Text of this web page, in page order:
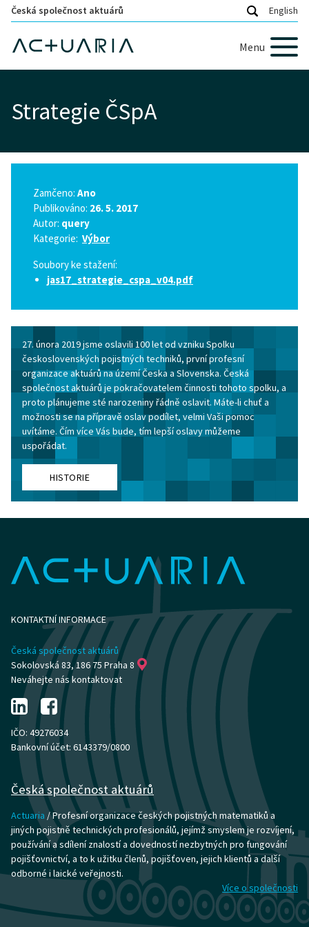
Česká společnost aktuárů English
Menu
Strategie ČSpA
Zamčeno: Ano
Publikováno: 26. 5. 2017
Autor: query
Kategorie: Výbor
Soubory ke stažení:
jas17_strategie_cspa_v04.pdf
27. února 2019 jsme oslavili 100 let od vzniku Spolku
československých pojistných techniků, první profesní
organizace aktuárů na území Česka a Slovenska. Česká
společnost aktuárů je pokračovatelem činnosti tohoto spolku, a
proto plánujeme sté narozeniny řádně oslavit. Máte-li chuť a
možnosti se na přípravě oslav podílet, velmi Vaši pomoc
uvítáme. Čím více Vás bude, tím lepší oslavy můžeme
uspořádat.
HISTORIE
KONTAKTNÍ INFORMACE
Česká společnost aktuárů
Sokolovská 83, 186 75 Praha 8
Neváhejte nás kontaktovat
IČO: 49276034
Bankovní účet: 6143379/0800
Česká společnost aktuárů
Actuaria / Profesní organizace českých pojistných matematiků a
jiných pojistně technických profesionálů, jejímž smyslem je rozvíjení,
používání a sdílení znalostí a dovedností nezbytných pro fungování
pojišťovnictví, a to k užitku členů, pojišťoven, jejich klientů a další
odborné i laické veřejnosti.
Více o společnosti